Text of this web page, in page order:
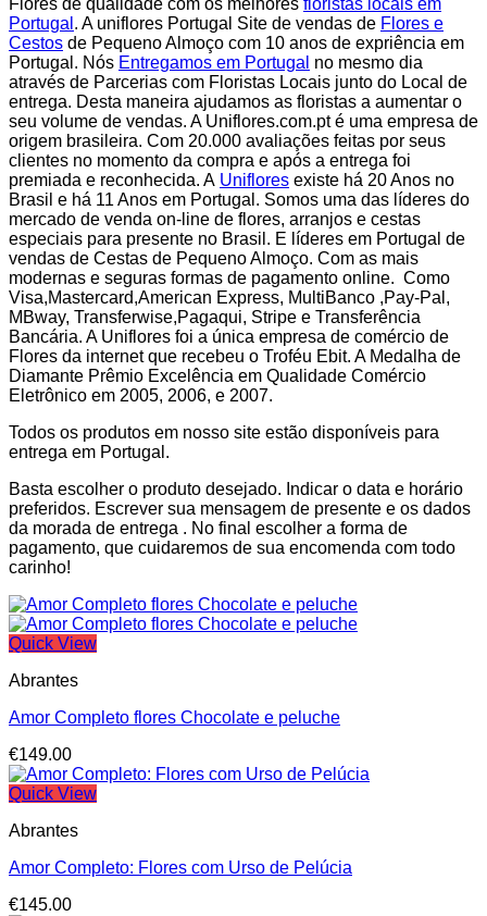
Flores de qualidade com os melhores floristas locais em
Portugal . A uniflores Portugal Site de vendas de Flores e
Cestos de Pequeno Almoço com 10 anos de expriência em
Portugal. Nós Entregamos em Portugal no mesmo dia
através de Parcerias com Floristas Locais junto do Local de
entrega. Desta maneira ajudamos as floristas a aumentar o
seu volume de vendas. A Uniflores.com.pt é uma empresa de
origem brasileira. Com 20.000 avaliações feitas por seus
clientes no momento da compra e após a entrega foi
premiada e reconhecida. A Uniflores existe há 20 Anos no
Brasil e há 11 Anos em Portugal. Somos uma das líderes do
mercado de venda on-line de flores, arranjos e cestas
especiais para presente no Brasil. E líderes em Portugal de
vendas de Cestas de Pequeno Almoço. Com as mais
modernas e seguras formas de pagamento online. Como
Visa,Mastercard,American Express, MultiBanco ,Pay-Pal,
MBway, Transferwise,Pagaqui, Stripe e Transferência
Bancária. A Uniflores foi a única empresa de comércio de
Flores da internet que recebeu o Troféu Ebit. A Medalha de
Diamante Prêmio Excelência em Qualidade Comércio
Eletrônico em 2005, 2006, e 2007.
Todos os produtos em nosso site estão disponíveis para
entrega em Portugal.
Basta escolher o produto desejado. Indicar o data e horário
preferidos. Escrever sua mensagem de presente e os dados
da morada de entrega . No final escolher a forma de
pagamento, que cuidaremos de sua encomenda com todo
carinho!
Quick View
Abrantes
Amor Completo flores Chocolate e peluche
€149.00
Quick View
Abrantes
Amor Completo: Flores com Urso de Pelúcia
€145.00